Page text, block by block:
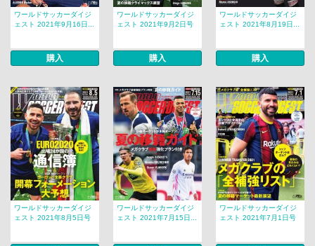
ワールドサッカーダイジ
ェスト 2021年9月16日...
購入
ワールドサッカーダイジ
ェスト 2021年9月2日号
購入
ワールドサッカーダイジ
ェスト 2021年8月19日...
購入
ワールドサッカーダイジ
ェスト 2021年8月5日号
ワールドサッカーダイジ
ェスト 2021年7月15日...
ワールドサッカーダイジ
ェスト 2021年7月1日号